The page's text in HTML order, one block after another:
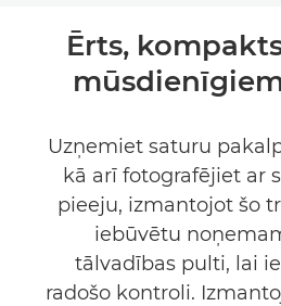
Pārskats
Tehniskie dati
Ērts,
Uzņemiet saturu
kā arī fotografējiet ar
pieeju, izmantojot šo
iebūvētu
tālvadības pulti, lai
radošo kontroli.